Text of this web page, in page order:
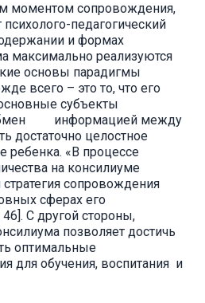
сопровождения,
педагогический
и формах
максимально реализуются
основы парадигмы
всего – это то, что его
субъекты
информацией между
достаточно целостное
ребенка. «В процессе
на консилиуме
сопровождения
сферах его
С другой стороны,
позволяет достичь
оптимальные
для обучения, воспитания и